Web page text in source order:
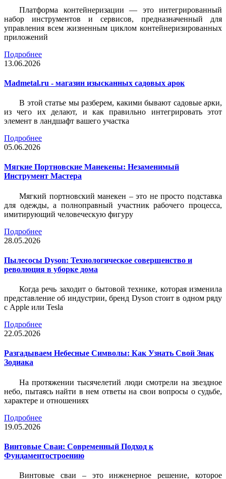
Платформа контейнеризации — это интегрированный
набор инструментов и сервисов, предназначенный для
управления всем жизненным циклом контейнеризированных
приложений
Подробнее
13.06.2026
Madmetal.ru - магазин изысканных садовых арок
В этой статье мы разберем, какими бывают садовые арки,
из чего их делают, и как правильно интегрировать этот
элемент в ландшафт вашего участка
Подробнее
05.06.2026
Мягкие Портновские Манекены: Незаменимый
Инструмент Мастера
Мягкий портновский манекен – это не просто подставка
для одежды, а полноправный участник рабочего процесса,
имитирующий человеческую фигуру
Подробнее
28.05.2026
Пылесосы Dyson: Технологическое совершенство и
революция в уборке дома
Когда речь заходит о бытовой технике, которая изменила
представление об индустрии, бренд Dyson стоит в одном ряду
с Apple или Tesla
Подробнее
22.05.2026
Разгадываем Небесные Символы: Как Узнать Свой Знак
Зодиака
На протяжении тысячелетий люди смотрели на звездное
небо, пытаясь найти в нем ответы на свои вопросы о судьбе,
характере и отношениях
Подробнее
19.05.2026
Винтовые Сваи: Современный Подход к
Фундаментостроению
Винтовые сваи – это инженерное решение, которое